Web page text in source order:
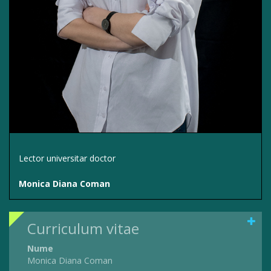
Lector universitar doctor
Monica Diana Coman
Curriculum vitae
Nume
Monica Diana Coman